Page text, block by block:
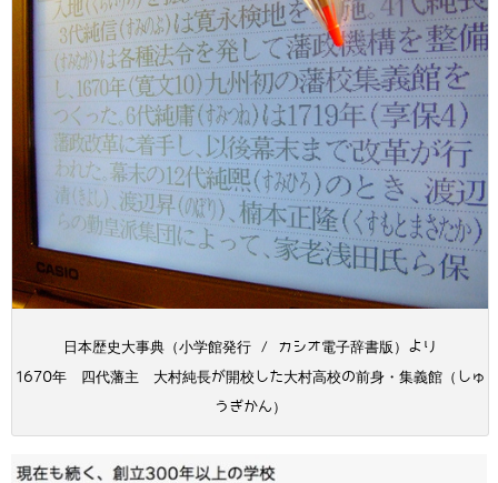
日本歴史大事典（小学館発行 / カシオ電子辞書版）より
1670年 四代藩主 大村純長が開校した大村高校の前身・集義館（しゅ
うぎかん）